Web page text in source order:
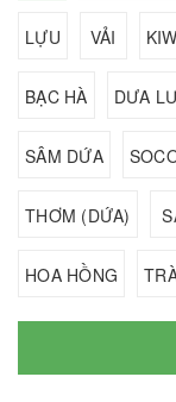
LỰU VẢI
BẠC HÀ DƯA
SÂM DỨA
THƠM (DỨA)
HOA HỒNG